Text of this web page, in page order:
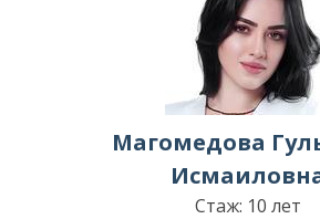
Магомедова
Стаж: 10 лет